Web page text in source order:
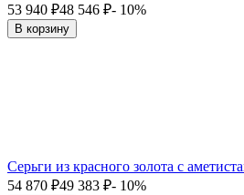
53 940 ₽48 546 ₽- 10%
В корзину
Серьги из красного золота с
54 870 ₽49 383 ₽- 10%